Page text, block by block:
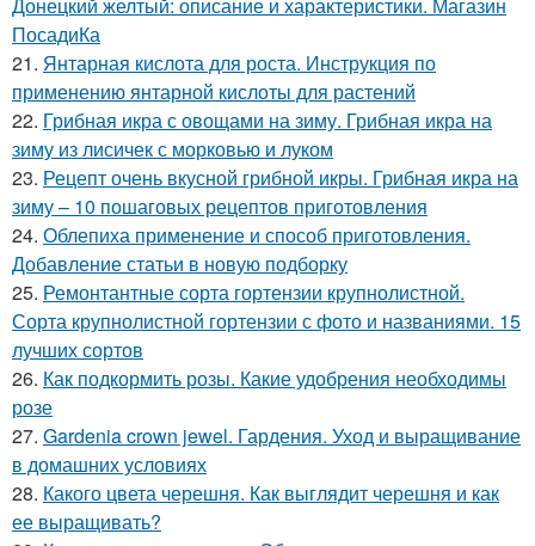
ПосадиКа
21. Янтарная кислота для роста. Инструкция по
применению янтарной кислоты для растений
22. Грибная икра с овощами на зиму. Грибная икра на
зиму из лисичек с морковью и луком
23. Рецепт очень вкусной грибной икры. Грибная икра на
зиму – 10 пошаговых рецептов приготовления
24. Облепиха применение и способ приготовления.
Добавление статьи в новую подборку
25. Ремонтантные сорта гортензии крупнолистной.
Сорта крупнолистной гортензии с фото и названиями. 15
лучших сортов
26. Как подкормить розы. Какие удобрения необходимы
розе
27. Gardenia crown jewel. Гардения. Уход и выращивание
в домашних условиях
28. Какого цвета черешня. Как выглядит черешня и как
ее выращивать?